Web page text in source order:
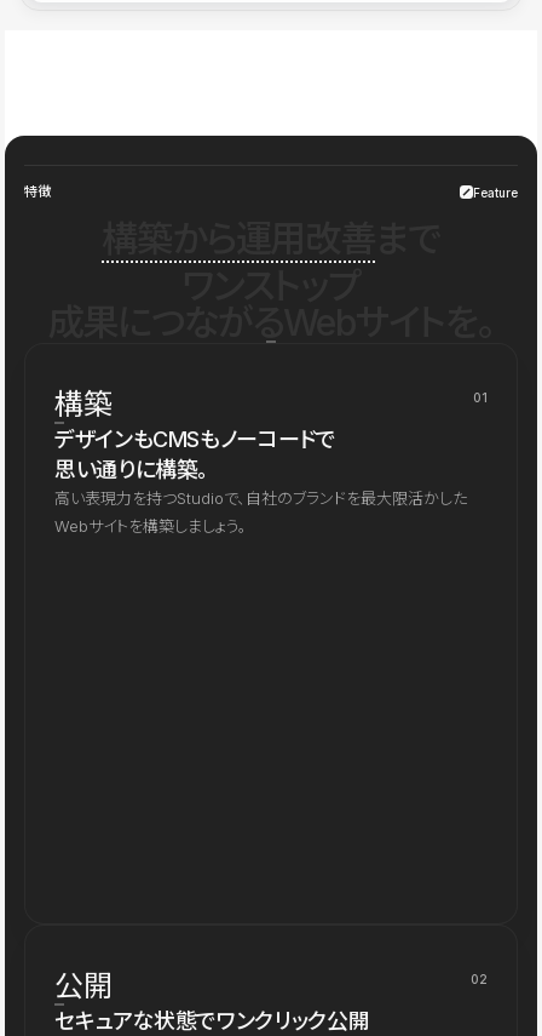
特徴 Feature
構築 01
デザインもCMSもノーコードで
思い通りに構築。
高い表現力を持つStudioで、自社のブランドを最大限活かした
Webサイトを構築しましょう。
公開 02
セキュアな状態でワンクリック公開